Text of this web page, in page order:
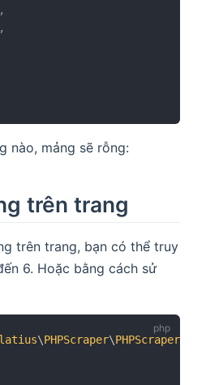
nào, mảng sẽ rỗng:
trên trang
trên trang, bạn có thể truy
6. Hoặc bằng cách sử
\PHPScraper\PHPScraper